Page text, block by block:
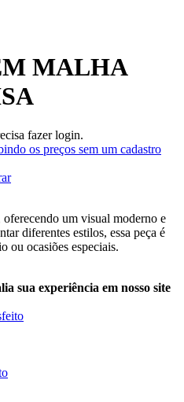
MALHA
fazer login.
os preços sem um cadastro
um visual moderno e
diferentes estilos, essa peça é
ou ocasiões especiais.
sua experiência em nosso site